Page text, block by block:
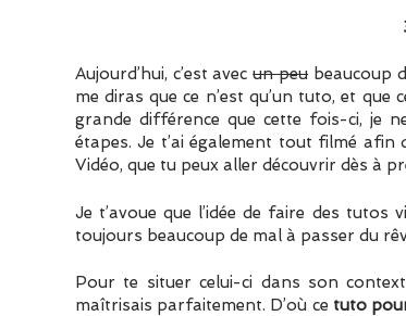
Aujourd’hui, c’est avecun peubeaucoup
me diras que ce n’est qu’un tuto, et
grande différence que cette fois-ci, je
étapes. Je t’ai également tout filmé
Vidéo, que tu peux aller découvrir dès à
Je t’avoue que l’idée de faire des
toujours beaucoup de mal à passer du
Pour te situer celui-ci dans son
maîtrisais parfaitement. D’où ce tuto